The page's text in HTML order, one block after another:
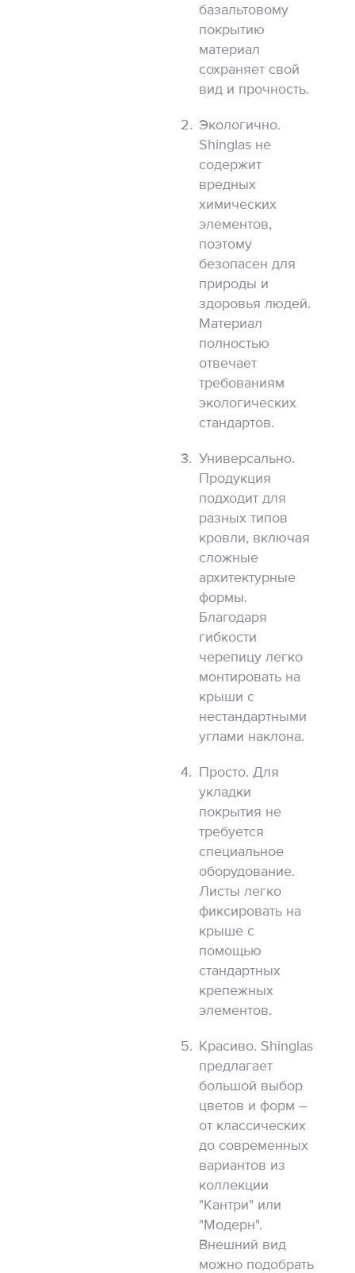
базальтовому
покрытию
материал
сохраняет свой
вид и прочность.
Экологично.
Shinglas не
содержит
вредных
химических
элементов,
поэтому
безопасен для
природы и
здоровья людей.
Материал
полностью
отвечает
требованиям
экологических
стандартов.
Универсально.
Продукция
подходит для
разных типов
кровли, включая
сложные
архитектурные
формы.
Благодаря
гибкости
черепицу легко
монтировать на
крыши с
нестандартными
углами наклона.
Просто. Для
укладки
покрытия не
требуется
специальное
оборудование.
Листы легко
фиксировать на
крыше с
помощью
стандартных
крепежных
элементов.
Красиво. Shinglas
предлагает
большой выбор
цветов и форм –
от классических
до современных
вариантов из
коллекции
"Кантри" или
"Модерн".
Внешний вид
можно подобрать